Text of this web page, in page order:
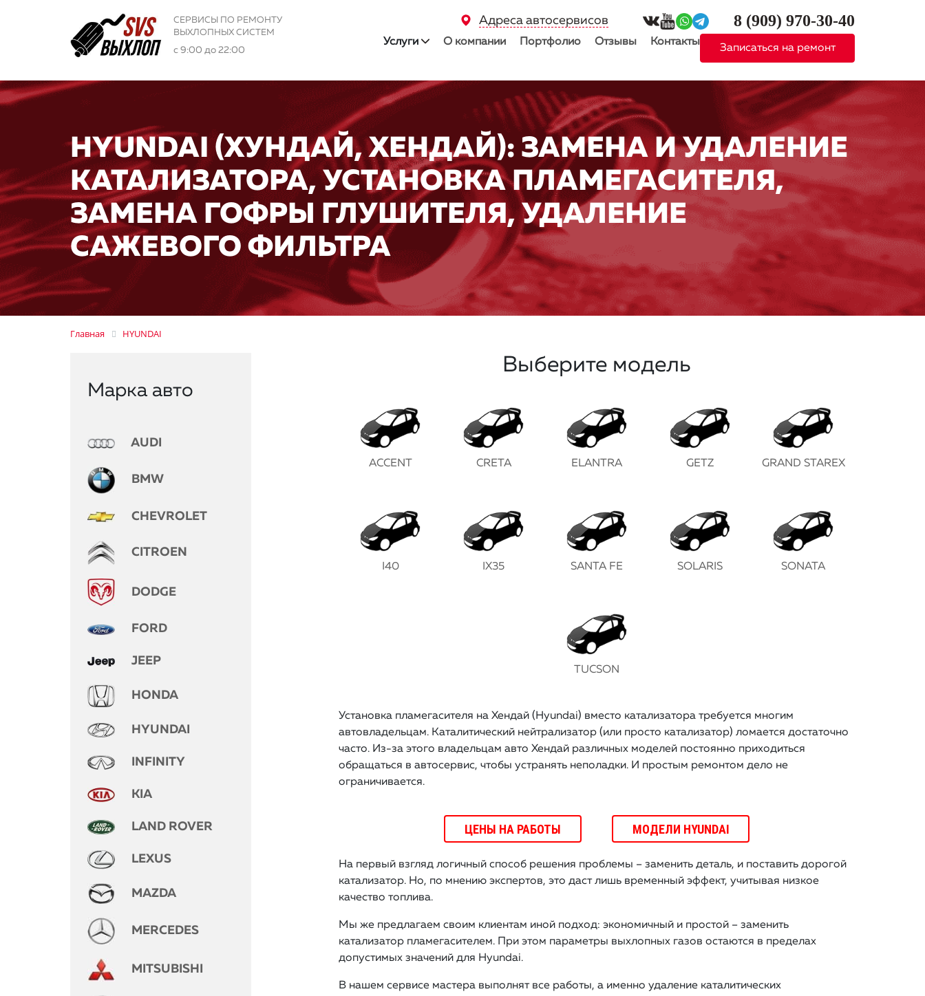
СЕРВИСЫ ПО РЕМОНТУ
ВЫХЛОПНЫХ СИСТЕМ
с 9:00 до 22:00
Адреса автосервисов 8 (909) 970-30-40
Услуги О компании Портфолио Отзывы Контакты
Записаться на ремонт
HYUNDAI (ХУНДАЙ, ХЕНДАЙ): ЗАМЕНА И УДАЛЕНИЕ
КАТАЛИЗАТОРА, УСТАНОВКА ПЛАМЕГАСИТЕЛЯ,
ЗАМЕНА ГОФРЫ ГЛУШИТЕЛЯ, УДАЛЕНИЕ
САЖЕВОГО ФИЛЬТРА
Главная HYUNDAI
Марка авто
AUDI
BMW
CHEVROLET
CITROEN
DODGE
FORD
JEEP
HONDA
HYUNDAI
INFINITY
KIA
LAND ROVER
LEXUS
MAZDA
MERCEDES
MITSUBISHI
Выберите модель
ACCENT CRETA ELANTRA GETZ GRAND STAREX
I40 IX35 SANTA FE SOLARIS SONATA
TUCSON
Установка пламегасителя на Хендай (Hyundai) вместо катализатора требуется многим
автовладельцам. Каталитический нейтрализатор (или просто катализатор) ломается достаточно
часто. Из-за этого владельцам авто Хендай различных моделей постоянно приходиться
обращаться в автосервис, чтобы устранять неполадки. И простым ремонтом дело не
ограничивается.
ЦЕНЫ НА РАБОТЫ МОДЕЛИ HYUNDAI
На первый взгляд логичный способ решения проблемы – заменить деталь, и поставить дорогой
катализатор. Но, по мнению экспертов, это даст лишь временный эффект, учитывая низкое
качество топлива.
Мы же предлагаем своим клиентам иной подход: экономичный и простой – заменить
катализатор пламегасителем. При этом параметры выхлопных газов остаются в пределах
допустимых значений для Hyundai.
В нашем сервисе мастера выполнят все работы, а именно удаление каталитических